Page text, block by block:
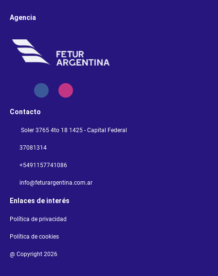
Agencia
Contacto
Soler 3765 4to 18 1425 - Capital Federal
37081314
+5491157741086
info@feturargentina.com.ar
Enlaces de interés
Política de privacidad
Política de cookies
@ Copyright 2026